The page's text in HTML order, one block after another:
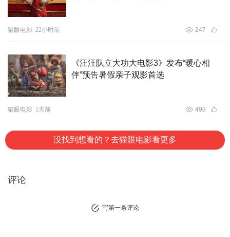
猫眼电影 22小时前 247
《汪汪队立大功大电影3》发布“暖心相
伴”预告暑假亲子观影首选
猫眼电影 1天前 498
没找到想看的？去猫眼电影看更多
评论
写第一条评论